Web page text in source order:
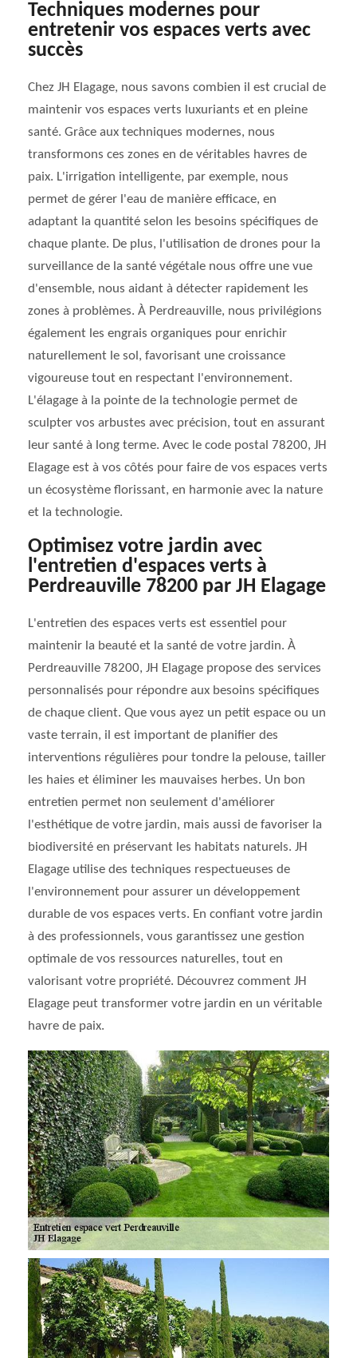
Techniques modernes pour
entretenir vos espaces verts avec
succès
Chez JH Elagage, nous savons combien il est crucial de
maintenir vos espaces verts luxuriants et en pleine
santé. Grâce aux techniques modernes, nous
transformons ces zones en de véritables havres de
paix. L'irrigation intelligente, par exemple, nous
permet de gérer l'eau de manière efficace, en
adaptant la quantité selon les besoins spécifiques de
chaque plante. De plus, l'utilisation de drones pour la
surveillance de la santé végétale nous offre une vue
d'ensemble, nous aidant à détecter rapidement les
zones à problèmes. À Perdreauville, nous privilégions
également les engrais organiques pour enrichir
naturellement le sol, favorisant une croissance
vigoureuse tout en respectant l'environnement.
L'élagage à la pointe de la technologie permet de
sculpter vos arbustes avec précision, tout en assurant
leur santé à long terme. Avec le code postal 78200, JH
Elagage est à vos côtés pour faire de vos espaces verts
un écosystème florissant, en harmonie avec la nature
et la technologie.
Optimisez votre jardin avec
l'entretien d'espaces verts à
Perdreauville 78200 par JH Elagage
L'entretien des espaces verts est essentiel pour
maintenir la beauté et la santé de votre jardin. À
Perdreauville 78200, JH Elagage propose des services
personnalisés pour répondre aux besoins spécifiques
de chaque client. Que vous ayez un petit espace ou un
vaste terrain, il est important de planifier des
interventions régulières pour tondre la pelouse, tailler
les haies et éliminer les mauvaises herbes. Un bon
entretien permet non seulement d'améliorer
l'esthétique de votre jardin, mais aussi de favoriser la
biodiversité en préservant les habitats naturels. JH
Elagage utilise des techniques respectueuses de
l'environnement pour assurer un développement
durable de vos espaces verts. En confiant votre jardin
à des professionnels, vous garantissez une gestion
optimale de vos ressources naturelles, tout en
valorisant votre propriété. Découvrez comment JH
Elagage peut transformer votre jardin en un véritable
havre de paix.